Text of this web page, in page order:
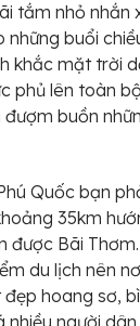
tắm nhỏ nhắn
những buổi
khắc mặt trời
phủ lên toàn
buồn
Quốc bạn
35km
được Bãi
du lịch nên
hoang sơ,